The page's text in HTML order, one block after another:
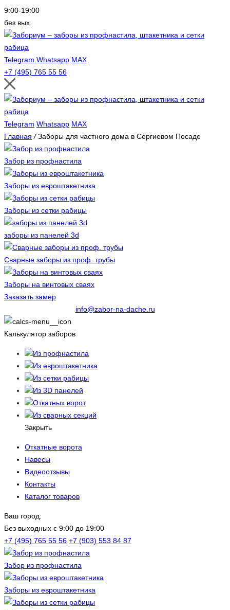
9:00-19:00
без вых.
Telegram Whatsapp MAX
+7 (495) 765 55 56
Telegram Whatsapp MAX
Главная / Заборы для частного дома в Сергиевом Посаде
Забор из профнастила
Заборы из евроштакетника
Заборы из сетки рабицы
заборы из панелей 3d
Сварные заборы из проф. трубы
Заборы на винтовых сваях
Заказать замер
info@zabor-na-dache.ru
Калькулятор заборов
Из профнастила
Из евроштакетника
Из сетки рабицы
Из 3D панелей
Откатных ворот
Из сварных секций
Закрыть
Откатные ворота
Навесы
Видеоотзывы
Контакты
Каталог товаров
Ваш город:
Без выходных c 9:00 до 19:00
+7 (495) 765 55 56 +7 (903) 553 84 87
Забор из профнастила
Заборы из евроштакетника